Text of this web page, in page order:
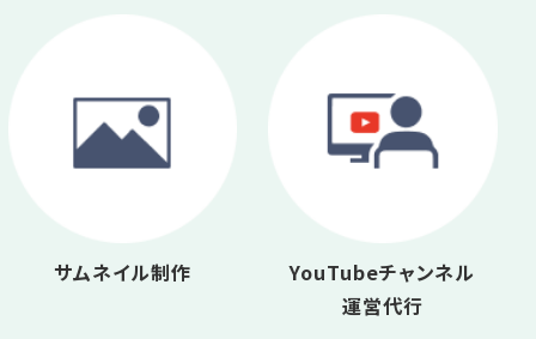
サムネイル制作
YouTubeチャンネル
運営代行